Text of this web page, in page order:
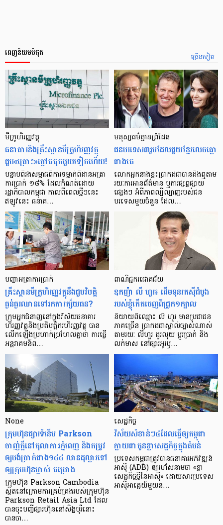
ច្រើនទៀត
ពេញនិយមបំផុត
មីក្រូ​ហិរញ្ញវត្ថុ
ធនាគារ​និង​គ្រឹះស្ថាន​មីក្រូ​ហិរញ្ញវត្ថុ​
ជួប«គ្រោះ»ក្តៅ​គគុក​មួយ​ទៀត​ហើយ!
បន្ទាប់​ពី​រង​សម្ពាធ​​ពី​ការ​ទម្លាក់​ពិដាន​អត្រា​
ការ​ប្រាក់ ១៨​% ដែល​កំណត់​ដោយ​
រដ្ឋាភិបាល​កម្ពុជា កាល​ពី​ពេល​ថ្មីៗ​នេះ
ឥឡូវ​នេះ ធនាគ…
មនុស្ស​ធម៌​គ្មាន​ព្រំដែន
ជន​បរទេស​៣​រូប​ដែល​ជួយ​ខ្មែរ​លេច​ធ្លោ​
ជាង​គេ
លោកអ្នក​នាង​ខ្លះ​ប្រាកដ​ជា​បាន​​ដឹង​ឮ​តាម​
រយៈ​ការ​អាន​ព័ត៌មាន ឬ​ការ​ផ្សព្វផ្សាយ​
ផ្សេងៗ អំពី​ភាព​ល្បីល្បាញ​របស់​ជន​
បរទេស​មួយ​ចំនួន ដែល…
បញ្ហា​អត្រា​ការប្រាក់
គ្រឹះស្ថាន​មីក្រូ​ហិរញ្ញវត្ថុ​នឹង​ជួប​វិបត្តិ​
ធ្ងន់ធ្ងរ​ឈាន​ទៅ​រក​ការ​ក្ស័យធន?
ក្រុម​អ្នក​ជំនាញ​នៅ​ក្នុង​វិស័យ​ធនាគារ
ហិរញ្ញវត្ថុ​និង​ប្រតិបត្តិករ​ហិរញ្ញ​វត្ថុ បាន​​
លើក​ឡើង​ប្រហាក់​ប្រហែល​គ្នា​ថា ការ​ធ្វើ​
អន្តរាគមន៍​ព…
ពាណិជ្ជករជោគជ័យ
ឧកញ៉ា លី ហួរ៖ ដើមទុនរកស៊ីដំបូង
របស់ខ្ញុំកើតចេញពីជ្រូក១ក្បាល
និយាយ​ពី​ឈ្មោះ លី ហួរ មាន​ប្រជាជន​
ភាគ​ច្រើន ប្រាកដ​ជា​ស្គាល់​ច្បាស់​ណាស់
តាមរយៈ លីហួរ ដូរ​លុយ ប្តូរ​បា្រក់ និង​
លក់​មាស នៅ​ផ្សារ​អូរ​ឫ…
None
ក្រុមហ៊ុនផ្សារទំនើប Parkson
ចាញ់ក្ដីនៅតុលាការភ្នំពេញ និងតម្រូវ
ឲ្យបង់ប្រាក់ជាង១៤៤ លានដុល្លារទៅ
ឲ្យក្រុមហ៊ុនម្ចាស់ គម្រោង
ក្រុមហ៊ុន Parkson Cambodia
ស្ថិតនៅក្រោមការគ្រប់គ្រងរបស់ក្រុមហ៊ុន
Parkson Retail Asia Ltd ដែល
បានចុះបញ្ចីផ្សារហ៊ុននៅសិង្ហបុរីនោះ
បានចា…
សេដ្ឋកិច្ច​
វិស័យ​សំខាន់ៗ​៤​ដែល​ធ្វើ​ឲ្យ​កម្ពុជា​
ក្លាយ​ជា​កូន​ខ្លា​សេដ្ឋកិច្ច​ក្នុង​តំបន់
ប្រទេស​កម្ពុជា​ត្រូវ​បាន​ធនាគារ​អភិវឌ្ឍន៍​
អាស៊ី (ADB) ឲ្យ​រហ័ស​នាមថា «ខ្លា​
សេដ្ឋកិច្ច​ថ្មី​នៃ​អាស៊ី» ដោយសារ​ប្រទេស​
អាស៊ី​អាគ្នេយ៍​មួយ​ន…